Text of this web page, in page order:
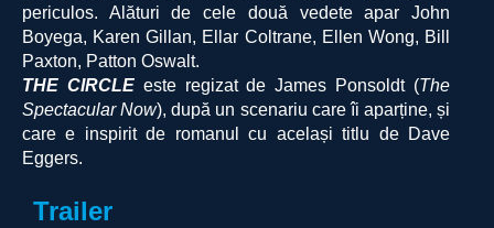
periculos. Alături de cele două vedete apar John
Boyega, Karen Gillan, Ellar Coltrane, Ellen Wong, Bill
Paxton, Patton Oswalt.
THE CIRCLEeste regizat de James Ponsoldt (The
Spectacular Now), după un scenariu care îi aparține, și
care e inspirit de romanul cu același titlu de Dave
Eggers.
Trailer